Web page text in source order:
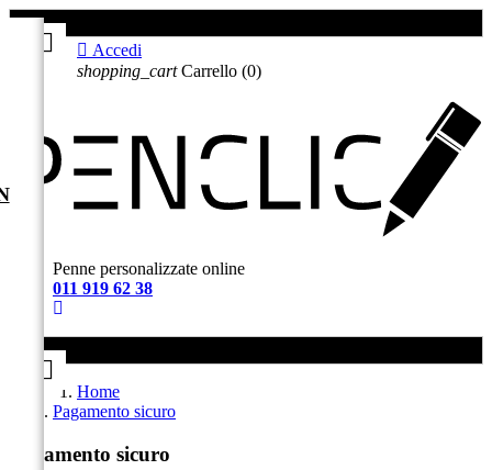
 Accedi
shopping_cart Carrello (0)
Penne personalizzate online
011 919 62 38
Home
Pagamento sicuro
Pagamento sicuro